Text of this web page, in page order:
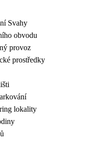
Svahy
obvodu
provoz
prostředky
lokality